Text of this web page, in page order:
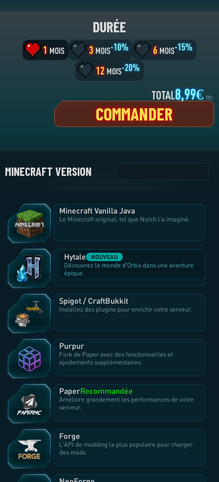
Ryzen 7900 2 Cores
CORES
INCLUS
6
CORES
+5,00€
DURÉE
1 MOIS 3MOIS-10% 6MOIS-15%
12MOIS-20%
TOTAL8,99€ ttc
COMMANDER
MINECRAFT VERSION
Minecraft Vanilla Java
Le Minecraft original, tel que Notch l'a imaginé.
Hytale NOUVEAU
Découvrez le monde d'Orbis dans une aventure
épique.
Spigot / CraftBukkit
Installez des plugins pour enrichir votre serveur.
Purpur
Fork de Paper avec des fonctionnalités et
ajustements supplémentaires.
PaperRecommandée
Améliore grandement les performances de votre
serveur.
Forge
L'API de modding la plus populaire pour charger
des mods.